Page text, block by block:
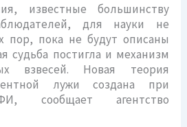
известные большинству
для науки не
пор, пока не будут описаны
судьба постигла и механизм
взвесей. Новая теория
лужи создана при
сообщает агентство